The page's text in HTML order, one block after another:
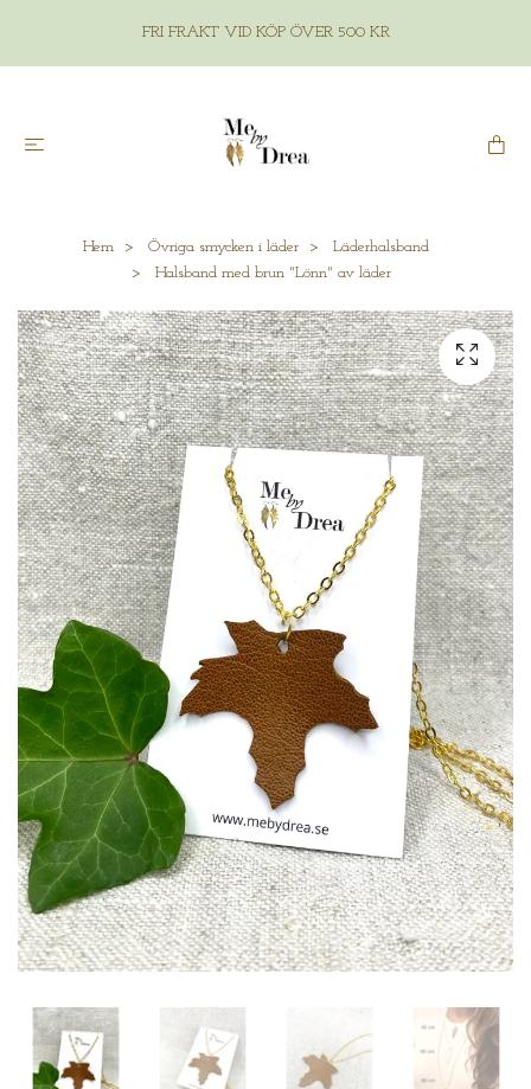
FRI FRAKT VID KÖP ÖVER 500 KR
Hem Övriga smycken i läder
Läderhalsband
Halsband med brun "Lönn" av läder